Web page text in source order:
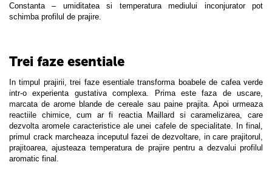
Constanta – umiditatea si temperatura mediului inconjurator pot
schimba profilul de prajire.
Trei faze esentiale
In timpul prajirii, trei faze esentiale transforma boabele de cafea verde
intr-o experienta gustativa complexa. Prima este faza de uscare,
marcata de arome blande de cereale sau paine prajita. Apoi urmeaza
reactiile chimice, cum ar fi reactia Maillard si caramelizarea, care
dezvolta aromele caracteristice ale unei cafele de specialitate. In final,
primul crack marcheaza inceputul fazei de dezvoltare, in care prajitorul,
prajitoarea, ajusteaza temperatura de prajire pentru a dezvalui profilul
aromatic final.